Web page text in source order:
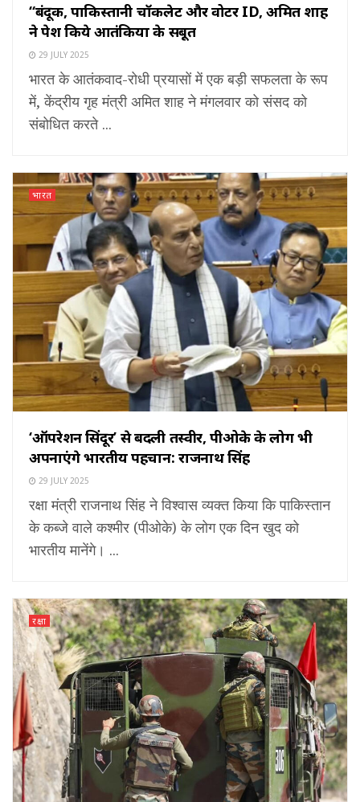
“बंदूकें, पाकिस्तानी चॉकलेट और वोटर ID, अमित शाह
ने पेश किये आतंकियों के सबूत
29 JULY 2025
भारत के आतंकवाद-रोधी प्रयासों में एक बड़ी सफलता के रूप
में, केंद्रीय गृह मंत्री अमित शाह ने मंगलवार को संसद को
संबोधित करते ...
भारत
‘ऑपरेशन सिंदूर’ से बदली तस्वीर, पीओके के लोग भी
अपनाएंगे भारतीय पहचान: राजनाथ सिंह
29 JULY 2025
रक्षा मंत्री राजनाथ सिंह ने विश्वास व्यक्त किया कि पाकिस्तान
के कब्जे वाले कश्मीर (पीओके) के लोग एक दिन खुद को
भारतीय मानेंगे। ...
रक्षा